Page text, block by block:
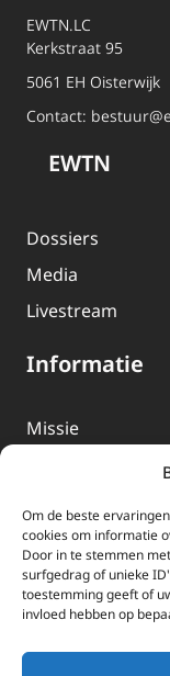
Om de beste
cookies om informatie
Door in te stemmen
surfgedrag of unieke
toestemming geeft of
invloed hebben op
EWTN.LC
Kerkstraat 95
5061 EH Oisterwijk
Contact:
EWTN
Dossiers
Media
Livestream
Informatie
Missie
EWTN-Team
Doneren
EWTN wordt